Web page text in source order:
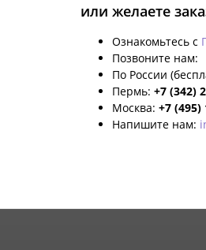
или желаете
Ознакомьтесь с
Позвоните нам:
По России
Пермь: +7 (342)
Москва: +7 (495)
Напишите нам: